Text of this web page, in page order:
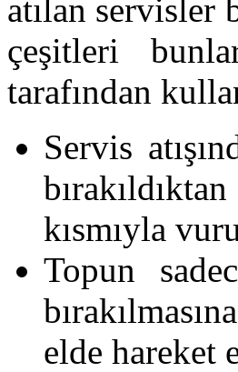
atılan servisler
çeşitleri
tarafından
Servis
kısmıyla
Topun
elde